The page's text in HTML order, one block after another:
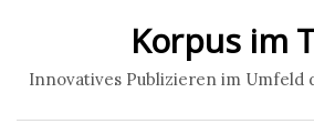
Korpus im
Innovatives Publizieren im Umfeld